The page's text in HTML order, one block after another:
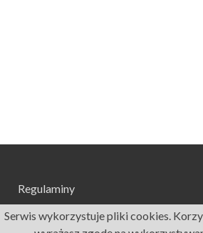
Regulaminy
Serwis wykorzystuje pliki cookies.